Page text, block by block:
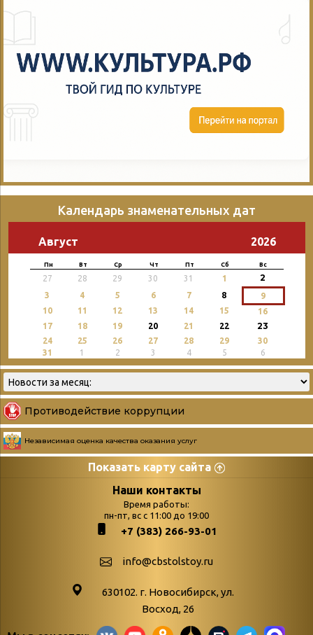
Календарь знаменательных дат
Август 2026
Пн Вт Ср Чт Пт Сб Вс
27 28 29 30 31 1 2
3 4 5 6 7 8
9
10
11 12 13 14 15
16
17
18 19 20 21 22 23
24 25 26 27 28 29
30
31
1 2 3 4 5 6
Противодействие коррупции
Независимая оценка качества оказания услуг
Показать карту сайта
Страницы
podvedenie-itogov-festivalya-
paskhalnaya-palitra
поступлений
Война. Народ.
Наши контакты
Время работы:
пн-пт, вс с 11:00 до 19:00
+7 (383) 266-93-01
info@cbstolstoy.ru
630102. г. Новосибирск, ул.
Восход, 26